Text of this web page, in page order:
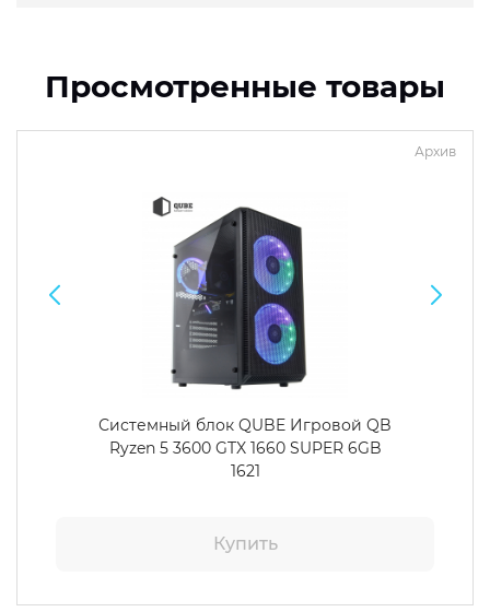
Просмотренные товары
Архив
Системный блок QUBE Игровой QB
Ryzen 5 3600 GTX 1660 SUPER 6GB
1621
Купить